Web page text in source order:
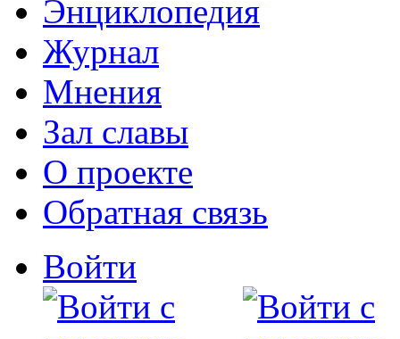
Энциклопедия
Журнал
Мнения
Зал славы
О проекте
Обратная связь
Войти